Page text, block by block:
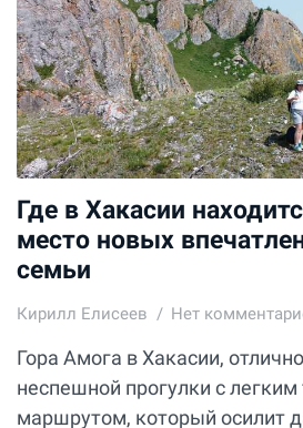
Где в Хакасии
место новых
семьи
Кирилл Елисеев Нет
Гора Амога в Хакасии,
неспешной прогулки с легким
маршрутом, который осилит